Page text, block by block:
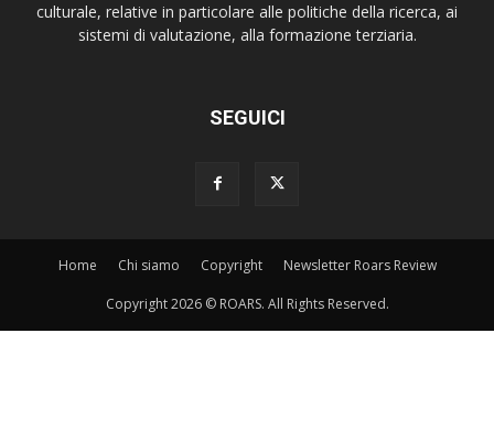
culturale, relative in particolare alle politiche della ricerca, ai
sistemi di valutazione, alla formazione terziaria.
SEGUICI
Home Chi siamo Copyright Newsletter Roars Review
Copyright 2026 © ROARS. All Rights Reserved.